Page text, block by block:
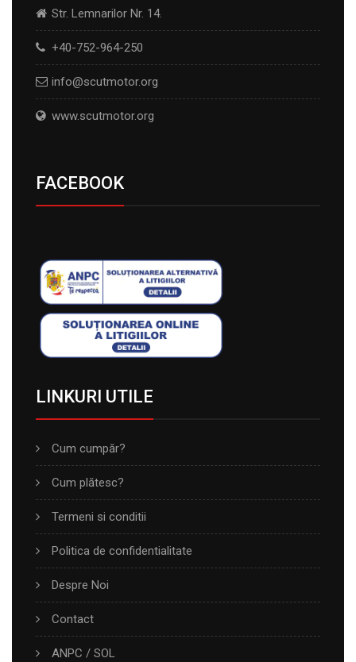
Str. Lemnarilor Nr. 14.
+40-752-964-250
info@scutmotor.org
www.scutmotor.org
FACEBOOK
LINKURI UTILE
Cum cumpăr?
Cum plătesc?
Termeni si conditii
Politica de confidentialitate
Despre Noi
Contact
ANPC / SOL